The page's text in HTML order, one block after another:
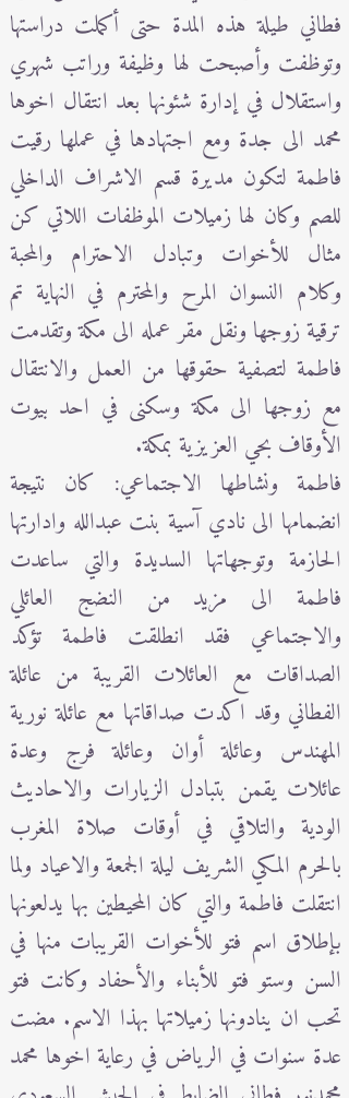
فطاني طيلة هذه المدة حتى أكملت دراستها
وتوظفت وأصبحت لها وظيفة وراتب شهري
واستقلال في إدارة شئونها بعد انتقال اخوها
محمد الى جدة ومع اجتهادها في عملها رقيت
فاطمة لتكون مديرة قسم الاشراف الداخلي
للصم وكان لها زميلات الموظفات اللاتي كن
مثال للأخوات وتبادل الاحترام والمحبة
وكلام النسوان المرح والمحترم في النهاية تم
ترقية زوجها ونقل مقر عمله الى مكة وتقدمت
فاطمة لتصفية حقوقها من العمل والانتقال
مع زوجها الى مكة وسكنى في احد بيوت
الأوقاف بحي العزيزية بمكة.
فاطمة ونشاطها الاجتماعي: كان نتيجة
انضمامها الى نادي آسية بنت عبدالله وادارتها
الحازمة وتوجهاتها السديدة والتي ساعدت
فاطمة الى مزيد من النضج العائلي
والاجتماعي فقد انطلقت فاطمة تؤكد
الصداقات مع العائلات القريبة من عائلة
الفطاني وقد اكدت صداقاتها مع عائلة نورية
المهندس وعائلة أوان وعائلة فرج وعدة
عائلات يقمن بتبادل الزيارات والاحاديث
الودية والتلاقي في أوقات صلاة المغرب
بالحرم المكي الشريف ليلة الجمعة والاعياد ولما
انتقلت فاطمة والتي كان المحيطين بها يدلعونها
بإطلاق اسم فتو للأخوات القريبات منها في
السن وستو فتو للأبناء والأحفاد وكانت فتو
تحب ان ينادونها زميلاتها بهذا الاسم. مضت
عدة سنوات في الرياض في رعاية اخوها محمد